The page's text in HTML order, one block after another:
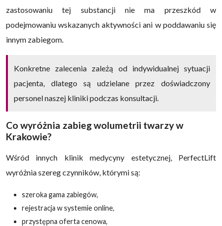
zastosowaniu tej substancji nie ma przeszkód w
podejmowaniu wskazanych aktywności ani w poddawaniu się
innym zabiegom.
Konkretne zalecenia zależą od indywidualnej sytuacji
pacjenta, dlatego są udzielane przez doświadczony
personel naszej kliniki podczas konsultacji.
Co wyróżnia zabieg wolumetrii twarzy w
Krakowie?
Wśród innych klinik medycyny estetycznej, PerfectLift
wyróżnia szereg czynników, którymi są:
szeroka gama zabiegów,
rejestracja w systemie online,
przystępna oferta cenowa,